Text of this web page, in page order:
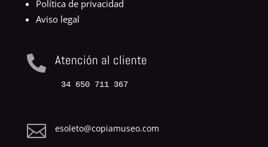
Política de privacidad
Aviso legal
 Atención al cliente
34 650 711 367

esoleto@copiamuseo.com